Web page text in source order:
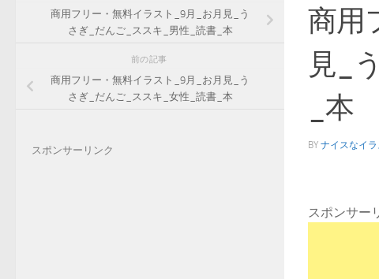
商用
見_
_本
BY ナイスなイラ
スポンサー
商用フリー・無料イラスト_9月_お月見_う
さぎ_だんご_ススキ_男性_読書_本
前の記事
商用フリー・無料イラスト_9月_お月見_う
さぎ_だんご_ススキ_女性_読書_本
スポンサーリンク